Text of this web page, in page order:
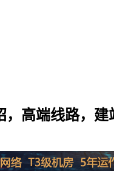
，高端线路，建